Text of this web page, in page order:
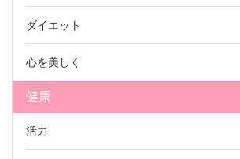
ダイエット
心を美しく
健康
活力